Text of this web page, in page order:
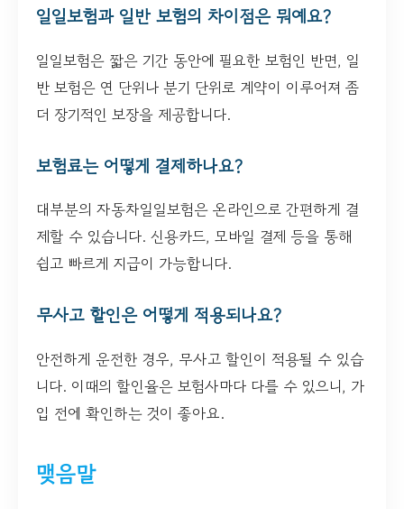
일일보험과 일반 보험의 차이점은 뭐예요?
일일보험은 짧은 기간 동안에 필요한 보험인 반면, 일
반 보험은 연 단위나 분기 단위로 계약이 이루어져 좀
더 장기적인 보장을 제공합니다.
보험료는 어떻게 결제하나요?
대부분의 자동차일일보험은 온라인으로 간편하게 결
제할 수 있습니다. 신용카드, 모바일 결제 등을 통해
쉽고 빠르게 지급이 가능합니다.
무사고 할인은 어떻게 적용되나요?
안전하게 운전한 경우, 무사고 할인이 적용될 수 있습
니다. 이때의 할인율은 보험사마다 다를 수 있으니, 가
입 전에 확인하는 것이 좋아요.
맺음말